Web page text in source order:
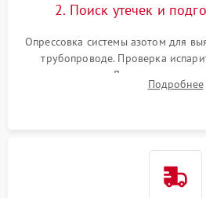
2. Поиск утечек и
Опрессовка системы азотом для
трубопроводе. Проверка
течеискателем. Демонтаж
продувка капиллярной трубки
Подробнее